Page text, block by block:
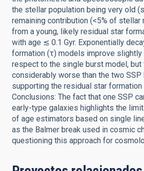
the stellar population being very old
remaining contribution (<5% of stellar
from a young, likely residual star
with age ≲ 0.1 Gyr. Exponentially
formation (τ) models improve
respect to the single burst model, but
considerably worse than the two
supporting the residual star formation
Conclusions: The fact that one SSP
early-type galaxies highlights the
of age estimators based on single
as the Balmer break used in cosmic
questioning this approach for